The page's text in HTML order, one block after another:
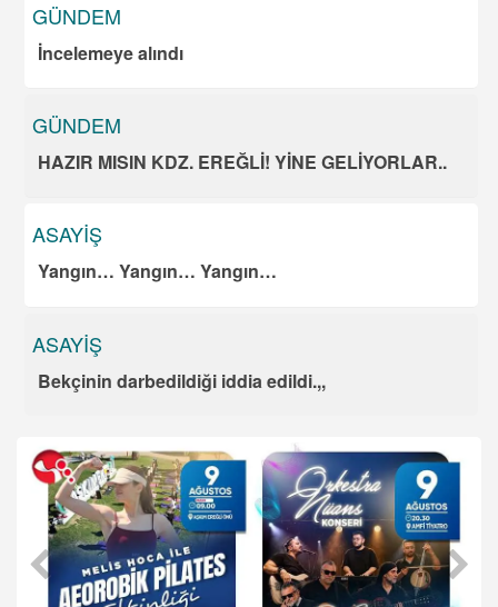
GÜNDEM
İncelemeye alındı
GÜNDEM
HAZIR MISIN KDZ. EREĞLİ! YİNE GELİYORLAR..
ASAYİŞ
Yangın… Yangın… Yangın…
ASAYİŞ
Bekçinin darbedildiği iddia edildi.,,